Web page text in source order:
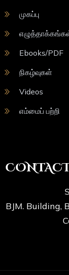
முகப்பு
Ebooks/PDF
நிகழ்வுகள்
Videos
எம்மைப் பற்றி
BJM. Building,